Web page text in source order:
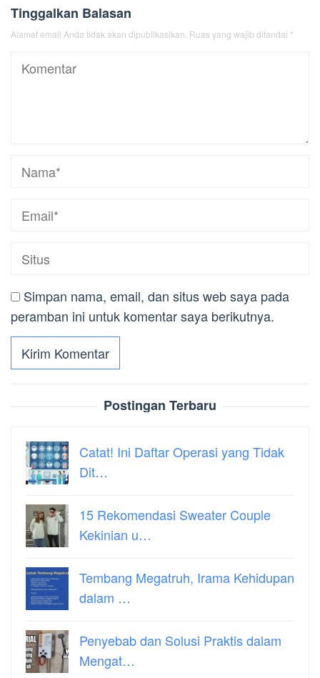
Tinggalkan Balasan
Alamat email Anda tidak akan dipublikasikan. Ruas yang wajib ditandai *
Simpan nama, email, dan situs web saya pada
peramban ini untuk komentar saya berikutnya.
Postingan Terbaru
Catat! Ini Daftar Operasi yang Tidak
Dit…
15 Rekomendasi Sweater Couple
Kekinian u…
Tembang Megatruh, Irama Kehidupan
dalam …
Penyebab dan Solusi Praktis dalam
Mengat…